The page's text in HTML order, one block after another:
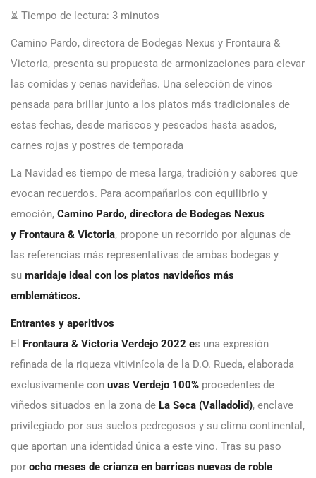
⏳ Tiempo de lectura: 3 minutos
Camino Pardo, directora de Bodegas Nexus y Frontaura &
Victoria, presenta su propuesta de armonizaciones para elevar
las comidas y cenas navideñas. Una selección de vinos
pensada para brillar junto a los platos más tradicionales de
estas fechas, desde mariscos y pescados hasta asados,
carnes rojas y postres de temporada
La Navidad es tiempo de mesa larga, tradición y sabores que
evocan recuerdos. Para acompañarlos con equilibrio y
emoción, Camino Pardo, directora de Bodegas Nexus
y Frontaura & Victoria, propone un recorrido por algunas de
las referencias más representativas de ambas bodegas y
su maridaje ideal con los platos navideños más
emblemáticos.
Entrantes y aperitivos
El Frontaura & Victoria Verdejo 2022 es una expresión
refinada de la riqueza vitivinícola de la D.O. Rueda, elaborada
exclusivamente con uvas Verdejo 100% procedentes de
viñedos situados en la zona de La Seca (Valladolid), enclave
privilegiado por sus suelos pedregosos y su clima continental,
que aportan una identidad única a este vino. Tras su paso
por ocho meses de crianza en barricas nuevas de roble